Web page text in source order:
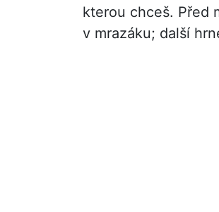
kterou chceš. Před
v mrazáku; další